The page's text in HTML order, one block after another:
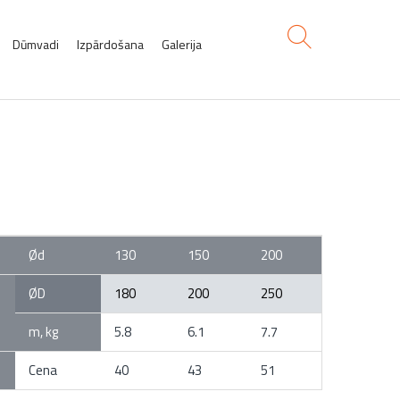
Dūmvadi Izpārdošana
Galerija
Ød 130 150 200
ØD 180 200
250
m, kg
5.8 6.1
7.7
Cena
40 43 51